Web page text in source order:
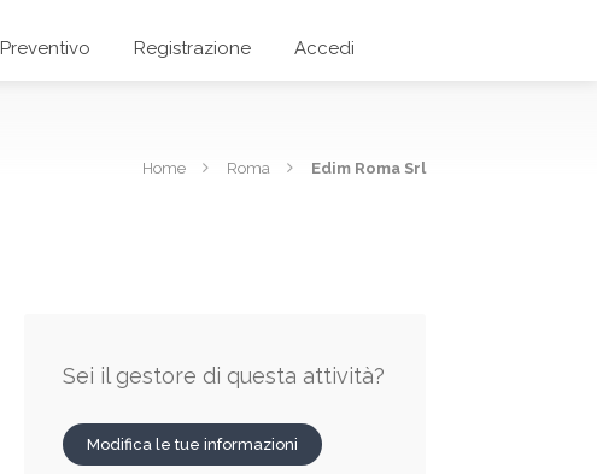
Preventivo Registrazione Accedi
Home Roma Edim Roma Srl
Sei il gestore di questa attività?
Modifica le tue informazioni